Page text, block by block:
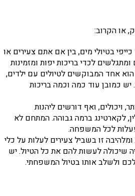
או הקרוב:
בטיולי מים, בין אם אתם צעירים או
לכדי בריכות יפות ומזמינות
אחד המבוקשים לטיולים עם ילדים,
כמובן עוד כמה וכמה בריכות
ואף דורשים ליהנות
לקארטינג ברמה גבוהה. המתחם לא
לכל המשפחה.
זו בשביל צעירים לעלות על כלי
שיכולה לעשות להם את כל הטיול. יש
ולשלב אותו בטיול המשפחתי.